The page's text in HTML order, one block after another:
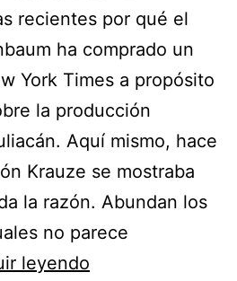
recientes por qué el
ha comprado un
York Times a propósito
la producción
Aquí mismo, hace
Krauze se mostraba
la razón. Abundan los
no parece
leyendo